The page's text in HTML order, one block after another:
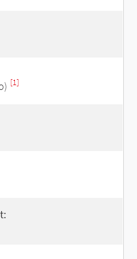
[1]